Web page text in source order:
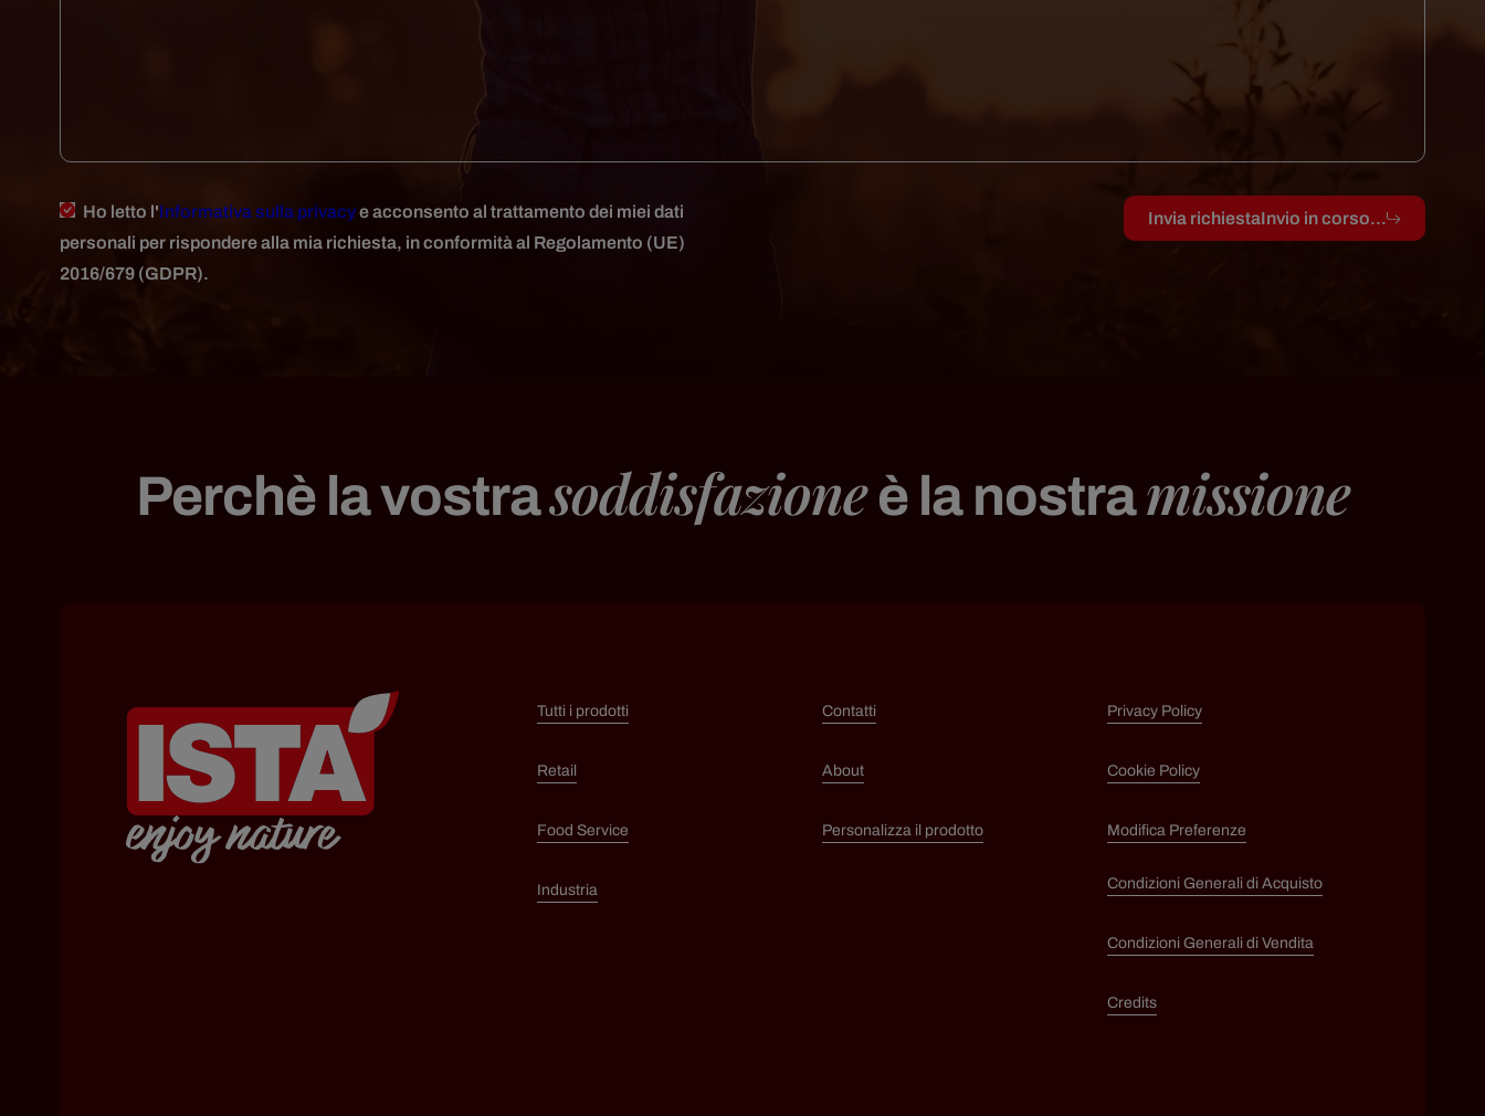
Ho letto l'Informativa sulla privacye acconsento al trattamento dei miei dati
personali per rispondere alla mia richiesta, in conformità al Regolamento (UE)
2016/679 (GDPR).
Invia richiestaInvio in corso...
Perchè la vostrasoddisfazioneè la nostramissione
Tutti i prodotti
Retail
Food Service
Industria
Contatti
About
Personalizza il prodotto
Privacy Policy
Cookie Policy
Modifica Preferenze
Condizioni Generali di Acquisto
Condizioni Generali di Vendita
Credits